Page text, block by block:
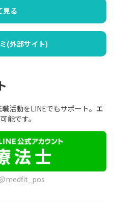
見る
(外部サイト)
活動をLINEでもサポート。エ
能です。